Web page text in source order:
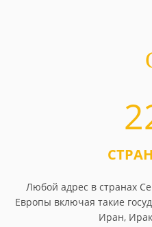
Любой адрес в странах
Европы включая такие
Иран,